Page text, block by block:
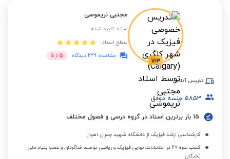
مجتبی نریموسی
استاد تایید شده
سطح استاد:
مشاهده 239 دیدگاه
5 از 5
تدریس آنلاین
5853 جلسه موفق
15 بار برترین استاد در گروه درسی و فصول مختلف
کارشناسی ارشد فیزیک از دانشگاه شهید چمران اهواز
کسب نمره 20 در امتحانات نهایی فیزیک و ریاضی توسط شاگردان و عضو بنیاد ملی
نخبگان